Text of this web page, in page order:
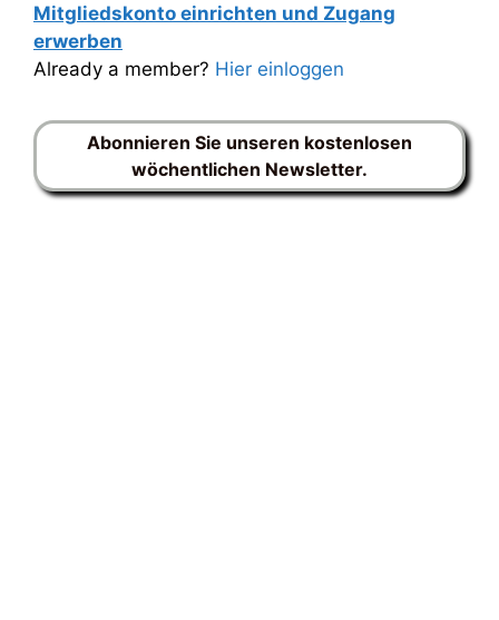
Mitgliedskonto einrichten und Zugang
erwerben
Already a member? Hier einloggen
Abonnieren Sie unseren kostenlosen
wöchentlichen Newsletter.